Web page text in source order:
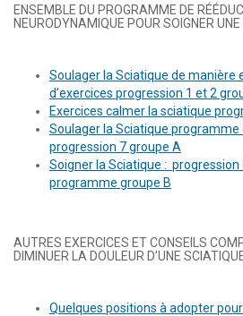
ENSEMBLE DU PROGRAMME DE
NEURODYNAMIQUE POUR SOIGNER
Soulager la Sciatique de manière
d’exercices progression 1 et 2
Exercices calmer la sciatique
Soulager la Sciatique
progression 7 groupe A
Soigner la Sciatique : progression
programme groupe B
AUTRES EXERCICES ET CONSEILS
DIMINUER LA DOULEUR D’UNE
Quelques positions à adopter